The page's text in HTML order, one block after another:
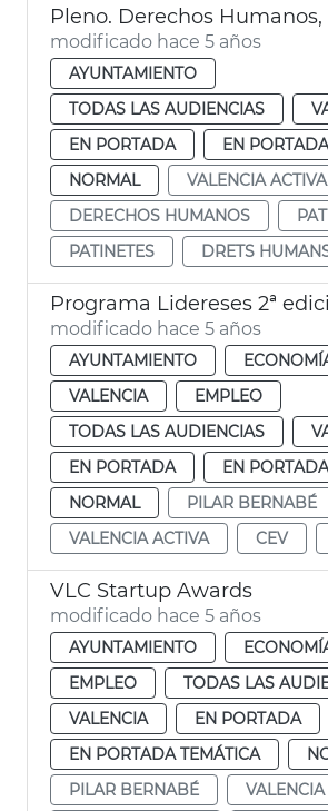
modificado hace 5 años
AYUNTAMIENTO
TODAS LAS AUDIENCIAS
EN PORTADA
EN
NORMAL
VALENCIA ACTIVA
DERECHOS HUMANOS
PATINETES
DRETS
Programa Lidereses 2ª
modificado hace 5 años
AYUNTAMIENTO
VALENCIA
EMPLEO
TODAS LAS AUDIENCIAS
EN PORTADA
EN
NORMAL
PILAR BERNABÉ
VALENCIA ACTIVA
CEV
VLC Startup Awards
modificado hace 5 años
AYUNTAMIENTO
EMPLEO
TODAS LAS
VALENCIA
EN PORTADA
EN PORTADA TEMÁTICA
PILAR BERNABÉ